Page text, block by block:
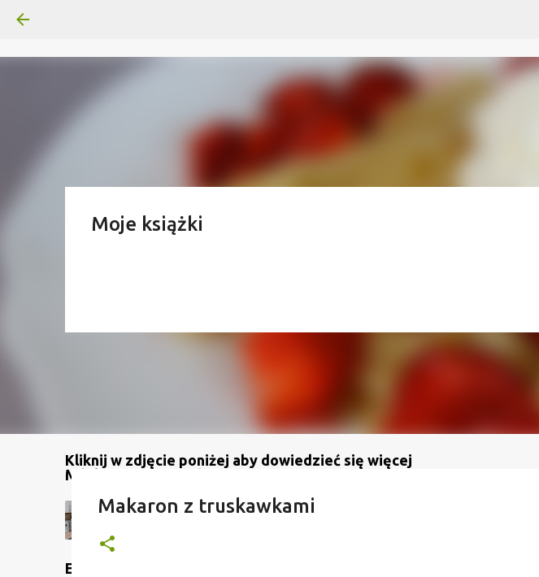
Kliknij w zdjęcie poniżej aby dowiedzieć się więcej
Moje książki
Mój kanał na YouTube
Etykiety
Makaron z truskawkami